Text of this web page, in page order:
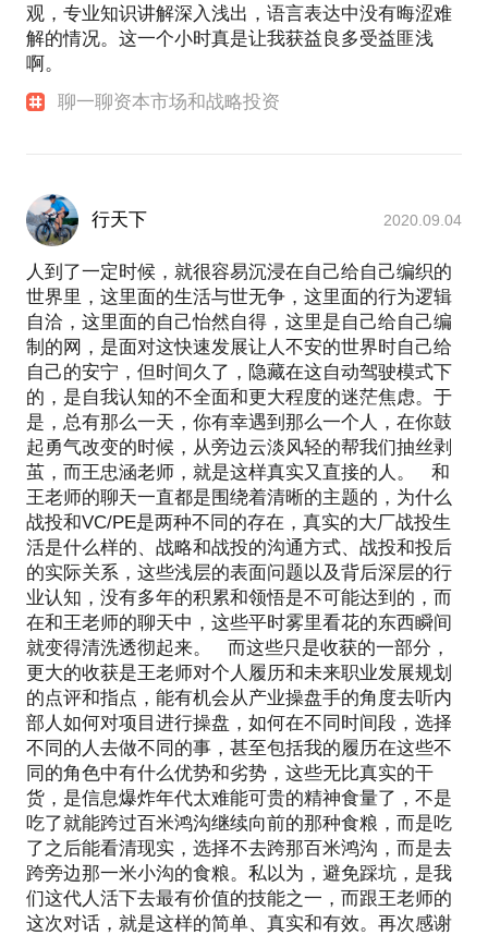
观，专业知识讲解深入浅出，语言表达中没有晦涩难
解的情况。这一个小时真是让我获益良多受益匪浅
啊。
聊一聊资本市场和战略投资
行天下 2020.09.04
人到了一定时候，就很容易沉浸在自己给自己编织的
世界里，这里面的生活与世无争，这里面的行为逻辑
自洽，这里面的自己怡然自得，这里是自己给自己编
制的网，是面对这快速发展让人不安的世界时自己给
自己的安宁，但时间久了，隐藏在这自动驾驶模式下
的，是自我认知的不全面和更大程度的迷茫焦虑。于
是，总有那么一天，你有幸遇到那么一个人，在你鼓
起勇气改变的时候，从旁边云淡风轻的帮我们抽丝剥
茧，而王忠涵老师，就是这样真实又直接的人。 和
王老师的聊天一直都是围绕着清晰的主题的，为什么
战投和VC/PE是两种不同的存在，真实的大厂战投生
活是什么样的、战略和战投的沟通方式、战投和投后
的实际关系，这些浅层的表面问题以及背后深层的行
业认知，没有多年的积累和领悟是不可能达到的，而
在和王老师的聊天中，这些平时雾里看花的东西瞬间
就变得清洗透彻起来。 而这些只是收获的一部分，
更大的收获是王老师对个人履历和未来职业发展规划
的点评和指点，能有机会从产业操盘手的角度去听内
部人如何对项目进行操盘，如何在不同时间段，选择
不同的人去做不同的事，甚至包括我的履历在这些不
同的角色中有什么优势和劣势，这些无比真实的干
货，是信息爆炸年代太难能可贵的精神食量了，不是
吃了就能跨过百米鸿沟继续向前的那种食粮，而是吃
了之后能看清现实，选择不去跨那百米鸿沟，而是去
跨旁边那一米小沟的食粮。私以为，避免踩坑，是我
们这代人活下去最有价值的技能之一，而跟王老师的
这次对话，就是这样的简单、真实和有效。再次感谢